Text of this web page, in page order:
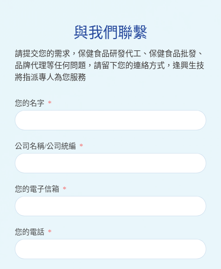
與我們聯繫
請提交您的需求，保健食品研發代工、保健食品批發、
品牌代理等任何問題，請留下您的連絡方式，逢興生技
將指派專人為您服務
您的名字
公司名稱/公司統編
您的電子信箱
您的電話